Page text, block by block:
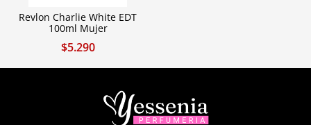
Revlon Charlie White EDT
100ml Mujer
$5.290